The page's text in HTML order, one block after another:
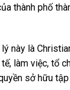
thành phố
này là
làm việc, tổ
sở hữu